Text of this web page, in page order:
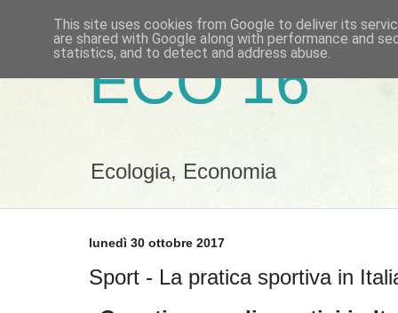
ECO 16
Ecologia, Economia
lunedì 30 ottobre 2017
Sport - La pratica sportiva in
This site uses cookies from Google to deliver its
are shared with Google along with performance and
statistics, and to detect and address abuse.